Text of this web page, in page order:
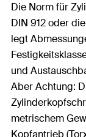
Die Norm für
DIN 912 oder
legt
und
Aber Achtung:
metrischem
Kopfantrieb